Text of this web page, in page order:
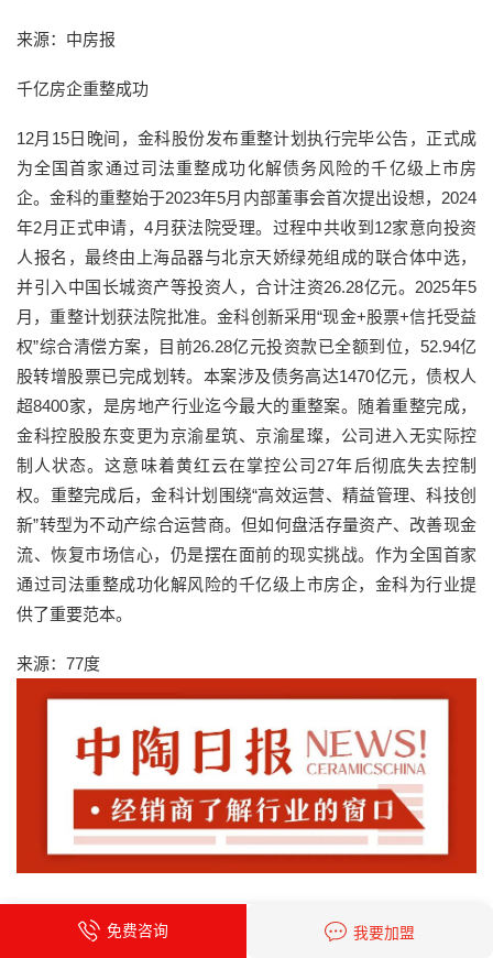
来源：中房报
千亿房企重整成功
12月15日晚间，金科股份发布重整计划执行完毕公告，正式成
为全国首家通过司法重整成功化解债务风险的千亿级上市房
企。金科的重整始于2023年5月内部董事会首次提出设想，2024
年2月正式申请，4月获法院受理。过程中共收到12家意向投资
人报名，最终由上海品器与北京天娇绿苑组成的联合体中选，
并引入中国长城资产等投资人，合计注资26.28亿元。2025年5
月，重整计划获法院批准。金科创新采用“现金+股票+信托受益
权”综合清偿方案，目前26.28亿元投资款已全额到位，52.94亿
股转增股票已完成划转。本案涉及债务高达1470亿元，债权人
超8400家，是房地产行业迄今最大的重整案。随着重整完成，
金科控股股东变更为京渝星筑、京渝星璨，公司进入无实际控
制人状态。这意味着黄红云在掌控公司27年后彻底失去控制
权。重整完成后，金科计划围绕“高效运营、精益管理、科技创
新”转型为不动产综合运营商。但如何盘活存量资产、改善现金
流、恢复市场信心，仍是摆在面前的现实挑战。作为全国首家
通过司法重整成功化解风险的千亿级上市房企，金科为行业提
供了重要范本。
来源：77度
免费咨询 我要加盟